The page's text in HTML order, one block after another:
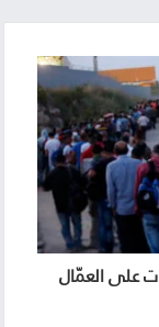
على العمّال